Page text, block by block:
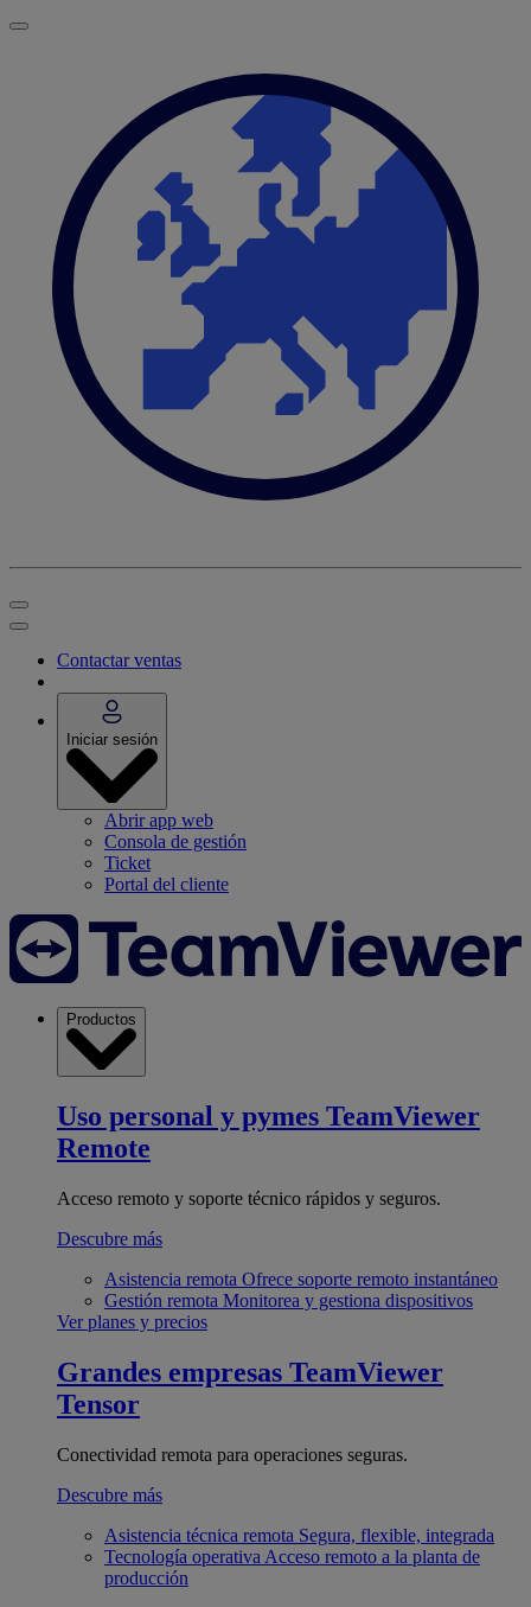
Contactar ventas
Iniciar sesión
Abrir app web
Consola de gestión
Ticket
Portal del cliente
Productos
Uso personal y pymes TeamViewer
Remote
Acceso remoto y soporte técnico rápidos y seguros.
Descubre más
Asistencia remota Ofrece soporte remoto instantáneo
Gestión remota Monitorea y gestiona dispositivos
Ver planes y precios
Grandes empresas TeamViewer
Tensor
Conectividad remota para operaciones seguras.
Descubre más
Asistencia técnica remota Segura, flexible, integrada
Tecnología operativa Acceso remoto a la planta de
producción